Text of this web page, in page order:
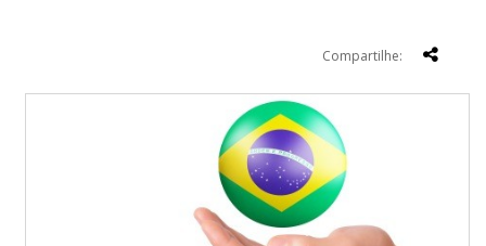
Compartilhe: